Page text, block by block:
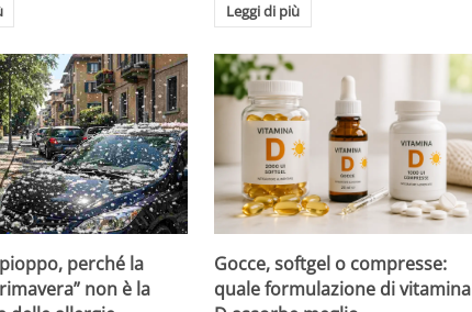
Leggi di più
perché la
non è la
Gocce, softgel o compresse:
quale formulazione di vitamina